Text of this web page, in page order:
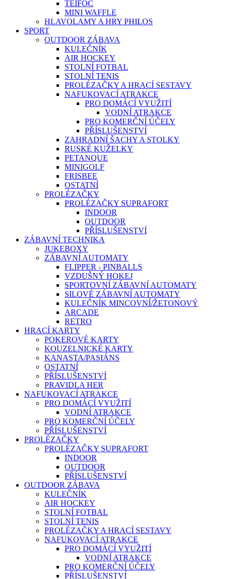
TEIFOC
MINI WAFFLE
HLAVOLAMY A HRY PHILOS
SPORT
OUTDOOR ZÁBAVA
KULEČNÍK
AIR HOCKEY
STOLNÍ FOTBAL
STOLNÍ TENIS
PROLÉZAČKY A HRACÍ SESTAVY
NAFUKOVACÍ ATRAKCE
PRO DOMÁCÍ VYUŽITÍ
VODNÍ ATRAKCE
PRO KOMERČNÍ ÚČELY
PŘÍSLUŠENSTVÍ
ZAHRADNÍ ŠACHY A STOLKY
RUSKÉ KUŽELKY
PETANQUE
MINIGOLF
FRISBEE
OSTATNÍ
PROLÉZAČKY
PROLÉZAČKY SUPRAFORT
INDOOR
OUTDOOR
PŘÍSLUŠENSTVÍ
ZÁBAVNÍ TECHNIKA
JUKEBOXY
ZÁBAVNÍ AUTOMATY
FLIPPER - PINBALLS
VZDUŠNÝ HOKEJ
SPORTOVNÍ ZÁBAVNÍ AUTOMATY
SILOVÉ ZÁBAVNÍ AUTOMATY
KULEČNÍK MINCOVNÍ/ŽETONOVÝ
ARCADE
RETRO
HRACÍ KARTY
POKEROVÉ KARTY
KOUZELNICKÉ KARTY
KANASTA/PASIÁNS
OSTATNÍ
PŘÍSLUŠENSTVÍ
PRAVIDLA HER
NAFUKOVACÍ ATRAKCE
PRO DOMÁCÍ VYUŽITÍ
VODNÍ ATRAKCE
PRO KOMERČNÍ ÚČELY
PŘÍSLUŠENSTVÍ
PROLÉZAČKY
PROLÉZAČKY SUPRAFORT
INDOOR
OUTDOOR
PŘÍSLUŠENSTVÍ
OUTDOOR ZÁBAVA
KULEČNÍK
AIR HOCKEY
STOLNÍ FOTBAL
STOLNÍ TENIS
PROLÉZAČKY A HRACÍ SESTAVY
NAFUKOVACÍ ATRAKCE
PRO DOMÁCÍ VYUŽITÍ
VODNÍ ATRAKCE
PRO KOMERČNÍ ÚČELY
PŘÍSLUŠENSTVÍ